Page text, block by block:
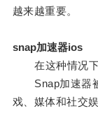
越来越重要。
snap加速器ios
在这种情况下
Snap加速器被
戏、媒体和社交娱